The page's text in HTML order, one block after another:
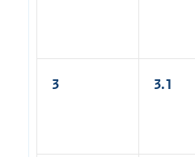
3 3.1